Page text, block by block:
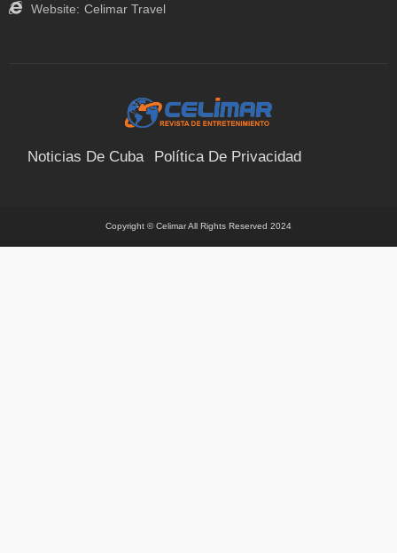
Website: Celimar Travel
Noticias De Cuba Política De Privacidad
Copyright © Celimar All Rights Reserved 2024